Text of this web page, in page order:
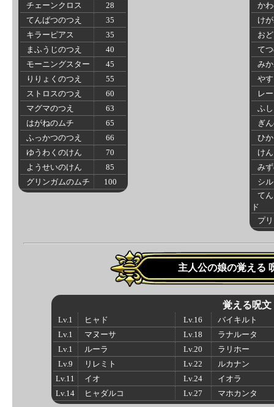
チェーンクロス
28
てんばつのつえ
35
キラーピアス
35
まふうじのつえ
40
モーニングスター
45
りりょくのつえ
55
ストロスのつえ
60
マグマのつえ
63
はがねのムチ
65
ふっかつのつえ
66
ゆうわくのけん
70
ようせいのけん
85
グリンガムのムチ
100
か
け
お
て
み
や
レ
ふ
ぎ
ひ
け
み
シ
て
ド
プ
主人公の娘の覚える
覚える呪文
Lv.1 ヒャド Lv.16
バイキルト
Lv.1
マヌーサ Lv.18
ラナルータ
Lv.1
ルーラ Lv.20
ラリホー
Lv.9
リレミト Lv.22
ルカナン
Lv.11
イオ Lv.24
イオラ
Lv.14
ヒャダルコ Lv.27 マホカンタ